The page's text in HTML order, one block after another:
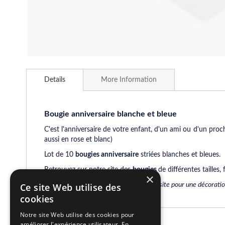
to
gallery
Details
Bougie anniversaire blanche et bleue
C'est l'anniversaire de votre enfant, d'un ami ou d'un
aussi en rose et blanc)
Lot de 10 bougies anniversaire striées blanches et bleues.
Retrouvez sur notre site desbougiesde différentes tailles,
Des nouveautés toute l'année sur notre site pour une
More Information
×
Ce site Web utilise des
cookies
Notre site Web utilise des cookies pour